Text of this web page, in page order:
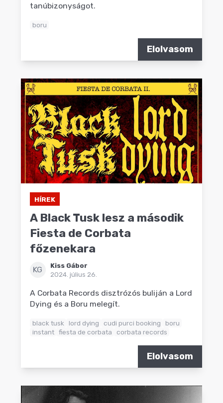
tanúbizonyságot.
boru
Elolvasom
HÍREK
A Black Tusk lesz a második
Fiesta de Corbata
főzenekara
KG
Kiss Gábor
2024. július 26.
A Corbata Records disztrózós buliján a Lord
Dying és a Boru melegít.
black tusk lord dying cudi purci booking
boru
instant fiesta de corbata corbata records
Elolvasom